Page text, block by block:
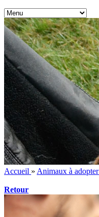
Accueil » Animaux à adopter
Retour